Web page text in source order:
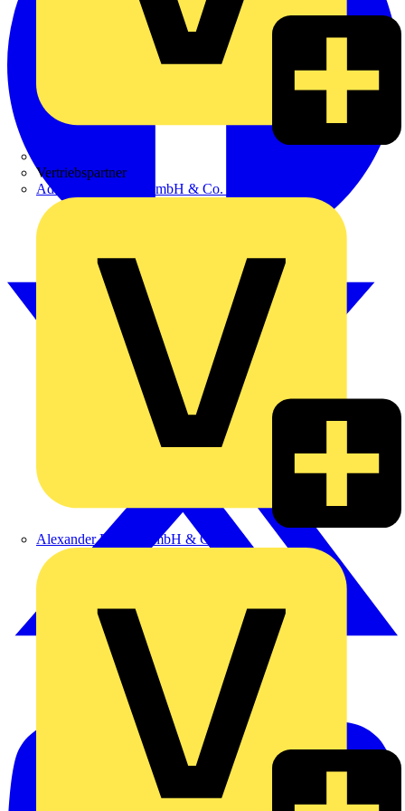
Vertriebspartner
Adalbert Zajadacz GmbH & Co. KG
Alexander Bürkle GmbH & Co. KG